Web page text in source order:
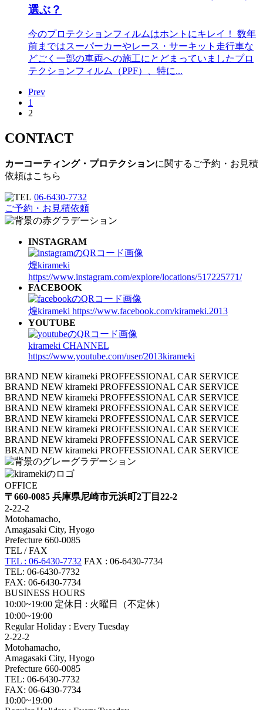
選ぶ？
今のプロテクションフィルムはホントにキレイ！ 数年
前まではスーパーカーやレース・サーキット走行車な
どごく一部の車両への施工にとどまっていましたプロ
テクションフィルム（PPF）、特に...
の
ー
ジ
送
り
Prev
1
2
CONTACT
カーコーティング・プロテクションに関するご予約・お見積
依頼はこちら
06-6430-7732
ご予約・お見積依頼
INSTAGRAM
煌kirameki
https://www.instagram.com/explore/locations/517225771/
FACEBOOK
煌kirameki https://www.facebook.com/kirameki.2013
YOUTUBE
kirameki CHANNEL
https://www.youtube.com/user/2013kirameki
BRAND NEW kirameki PROFFESSIONAL CAR SERVICE
BRAND NEW kirameki PROFFESSIONAL CAR SERVICE
BRAND NEW kirameki PROFFESSIONAL CAR SERVICE
BRAND NEW kirameki PROFFESSIONAL CAR SERVICE
BRAND NEW kirameki PROFFESSIONAL CAR SERVICE
BRAND NEW kirameki PROFFESSIONAL CAR SERVICE
BRAND NEW kirameki PROFFESSIONAL CAR SERVICE
BRAND NEW kirameki PROFFESSIONAL CAR SERVICE
OFFICE
〒660-0085 兵庫県尼崎市元浜町2丁目22-2
2-22-2
Motohamacho,
Amagasaki City, Hyogo
Prefecture 660-0085
TEL / FAX
TEL : 06-6430-7732 FAX : 06-6430-7734
TEL: 06-6430-7732
FAX: 06-6430-7734
BUSINESS HOURS
10:00~19:00 定休日 : 火曜日（不定休）
10:00~19:00
Regular Holiday : Every Tuesday
2-22-2
Motohamacho,
Amagasaki City, Hyogo
Prefecture 660-0085
TEL: 06-6430-7732
FAX: 06-6430-7734
10:00~19:00